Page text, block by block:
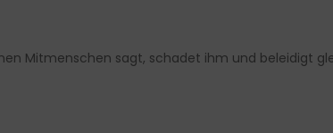
Mitmenschen sagt, schadet ihm und beleidigt